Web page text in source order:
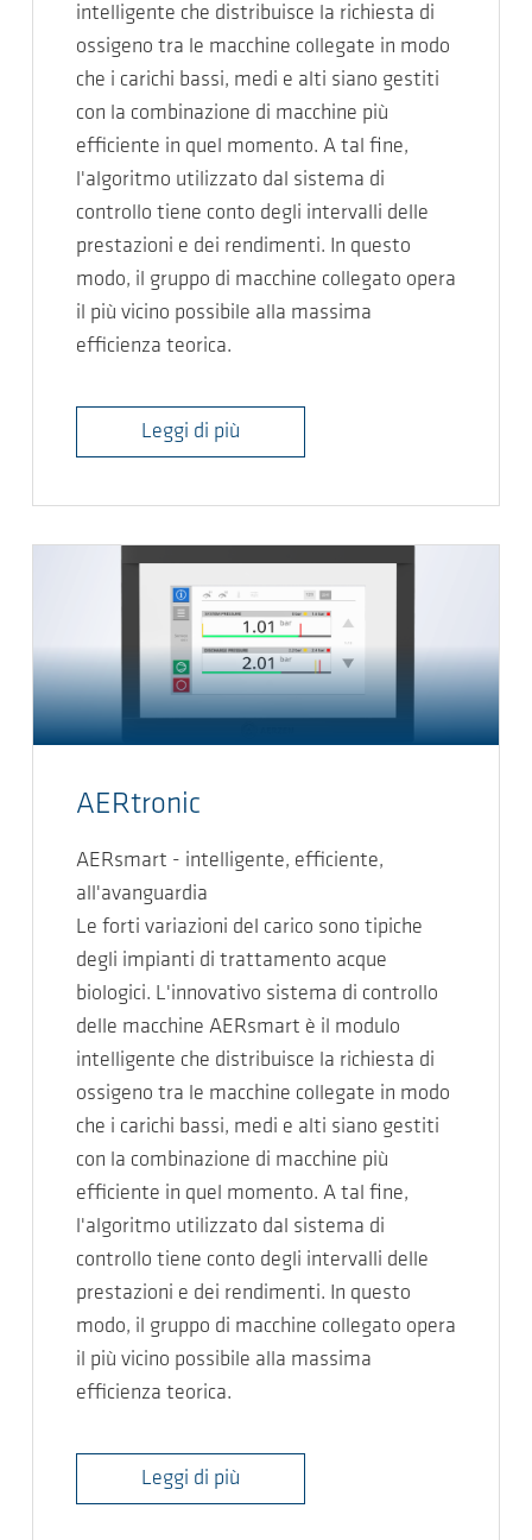
intelligente che distribuisce la richiesta di
ossigeno tra le macchine collegate in modo
che i carichi bassi, medi e alti siano gestiti
con la combinazione di macchine più
efficiente in quel momento. A tal fine,
l'algoritmo utilizzato dal sistema di
controllo tiene conto degli intervalli delle
prestazioni e dei rendimenti. In questo
modo, il gruppo di macchine collegato opera
il più vicino possibile alla massima
efficienza teorica.
Leggi di più
AERtronic
AERsmart - intelligente, efficiente,
all'avanguardia
Le forti variazioni del carico sono tipiche
degli impianti di trattamento acque
biologici. L'innovativo sistema di controllo
delle macchine AERsmart è il modulo
intelligente che distribuisce la richiesta di
ossigeno tra le macchine collegate in modo
che i carichi bassi, medi e alti siano gestiti
con la combinazione di macchine più
efficiente in quel momento. A tal fine,
l'algoritmo utilizzato dal sistema di
controllo tiene conto degli intervalli delle
prestazioni e dei rendimenti. In questo
modo, il gruppo di macchine collegato opera
il più vicino possibile alla massima
efficienza teorica.
Leggi di più